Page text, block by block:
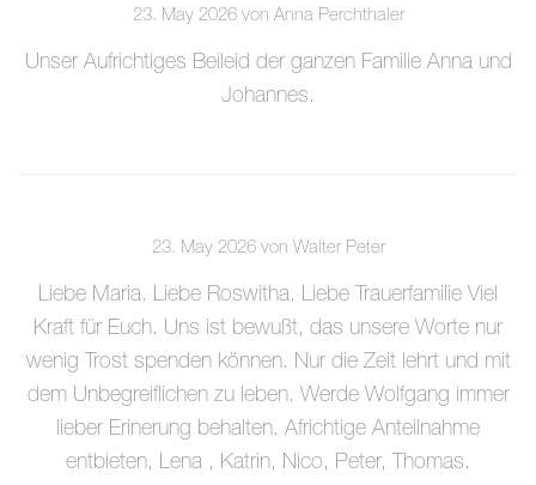
23. May 2026 von Anna Perchthaler
Unser Aufrichtiges Beileid der ganzen Familie Anna und
Johannes.
23. May 2026 von Walter Peter
Liebe Maria. Liebe Roswitha. Liebe Trauerfamilie Viel
Kraft für Euch. Uns ist bewußt, das unsere Worte nur
wenig Trost spenden können. Nur die Zeit lehrt und mit
dem Unbegreiflichen zu leben. Werde Wolfgang immer
lieber Erinerung behalten. Africhtige Anteilnahme
entbieten, Lena , Katrin, Nico, Peter, Thomas.